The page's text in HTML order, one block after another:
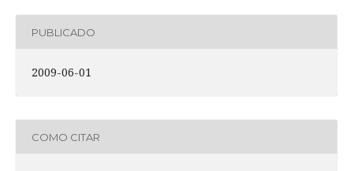
PUBLICADO
2009-06-01
COMO CITAR